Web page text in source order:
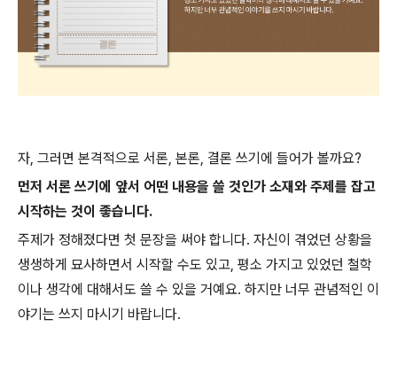
자, 그러면 본격적으로 서론, 본론, 결론 쓰기에 들어가 볼까요?
먼저 서론 쓰기에 앞서 어떤 내용을 쓸 것인가 소재와 주제를 잡고
시작하는 것이 좋습니다.
주제가 정해졌다면 첫 문장을 써야 합니다. 자신이 겪었던 상황을
생생하게 묘사하면서 시작할 수도 있고, 평소 가지고 있었던 철학
이나 생각에 대해서도 쓸 수 있을 거예요. 하지만 너무 관념적인 이
야기는 쓰지 마시기 바랍니다.